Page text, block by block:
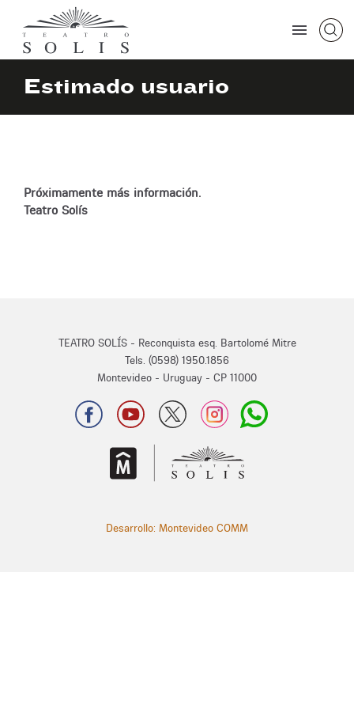
Estimado usuario
Próximamente más información.
Teatro Solís
TEATRO SOLÍS - Reconquista esq. Bartolomé Mitre
Tels. (0598) 1950.1856
Montevideo - Uruguay - CP 11000
Desarrollo: Montevideo COMM